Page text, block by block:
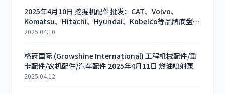
2025年4月10日 挖掘机配件批发：CAT、Volvo、
Komatsu、Hitachi、Hyundai、Kobelco等品牌底盘线
束、驾驶室线束、主油泵、传感器、电磁阀等全系列配件
2025.04.10
格莳国际 (Growshine International) 工程机械配件/重
卡配件/农机配件/汽车配件 2025年4月11日 燃油喷射泵
2025.04.12